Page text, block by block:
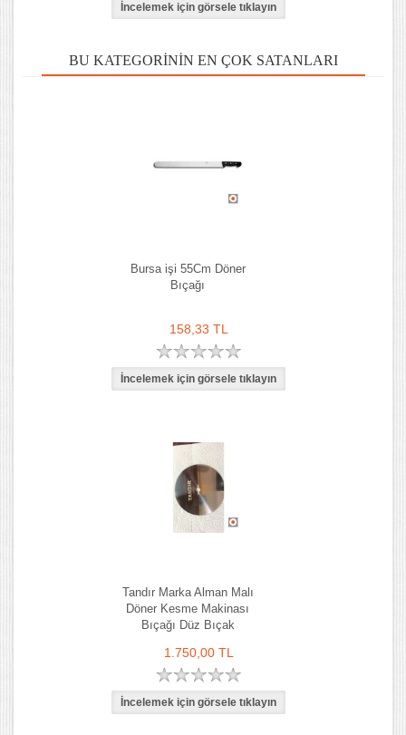
BU KATEGORININ EN ÇOK SATANLARI
Bursa işi 55Cm Döner
Bıçağı
158,33 TL
Tandır Marka Alman Malı
Döner Kesme Makinası
Bıçağı Düz Bıçak
1.750,00 TL